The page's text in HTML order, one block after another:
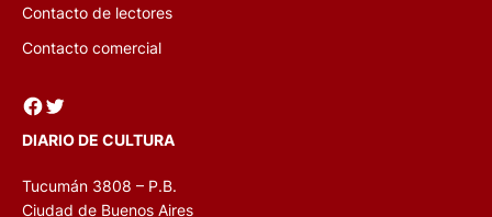
Contacto de lectores
Contacto comercial
Facebook Twitter
DIARIO DE CULTURA
Tucumán 3808 – P.B.
Ciudad de Buenos Aires